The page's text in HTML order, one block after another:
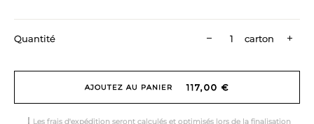
Quantité carton
AJOUTEZ AU PANIER 117,00 €
Les frais d'expédition seront calculés et optimisés lors de la finalisation